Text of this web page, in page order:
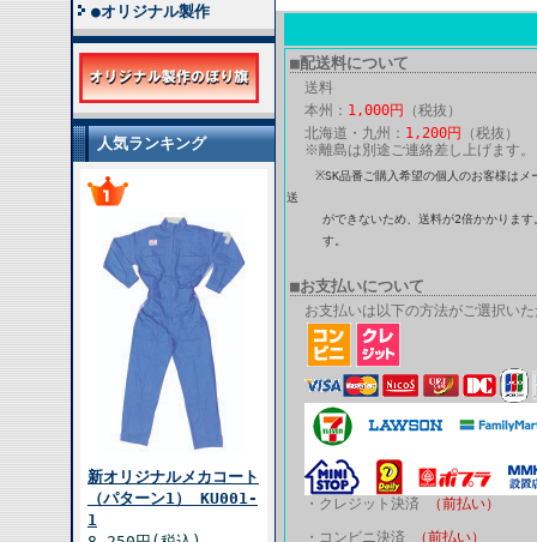
●オリジナル製作
人気ランキング
新オリジナルメカコート
（パターン1） KU001-
1
■配送料について
送料
本州： 1,000円
（税抜）
北海道・九州： 1,200円
（税抜）
※離島は別途ご連絡差し上げます。
※SK品番ご購入希望の個人のお客様はメ
送
ができないため、送料が2倍かかります
す。
■お支払いについて
お支払いは以下の方法がご選択い
・クレジット決済
（前払い）
・コンビニ決済
（前払い）